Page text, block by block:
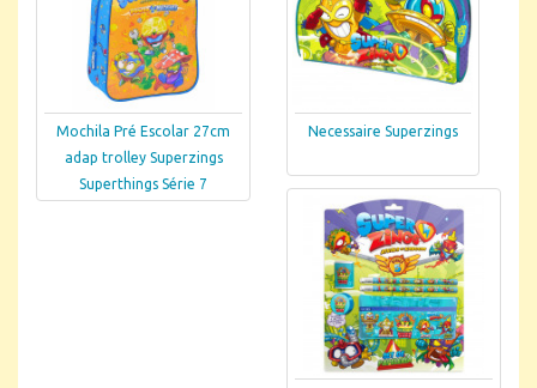
Mochila Pré Escolar 27cm
adap trolley Superzings
Superthings Série 7
Necessaire Superzings